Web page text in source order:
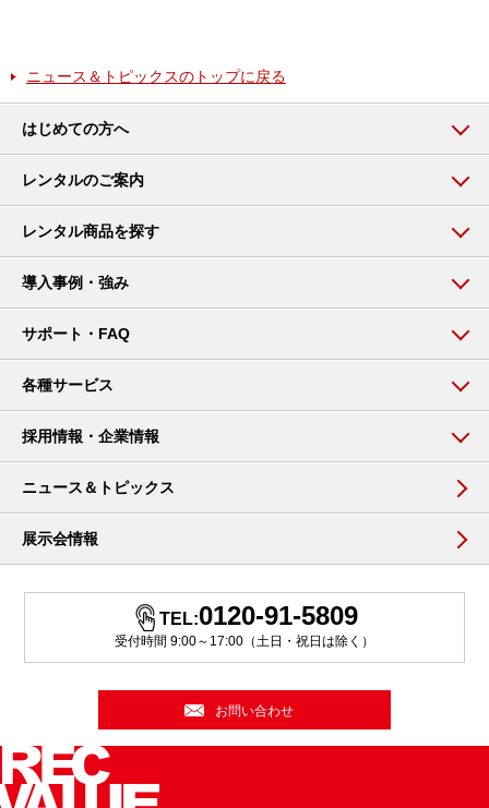
ニュース＆トピックスのトップに戻る
はじめての方へ
レンタルのご案内
レンタル商品を探す
導入事例・強み
サポート・FAQ
各種サービス
採用情報・企業情報
ニュース＆トピックス
展示会情報
TEL:0120-91-5809
受付時間 9:00～17:00（土日・祝日は除く）
お問い合わせ